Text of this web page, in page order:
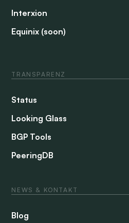
Interxion
Equinix (soon)
TRANSPARENZ
Status
Looking Glass
BGP Tools
PeeringDB
NEWS & KONTAKT
Blog